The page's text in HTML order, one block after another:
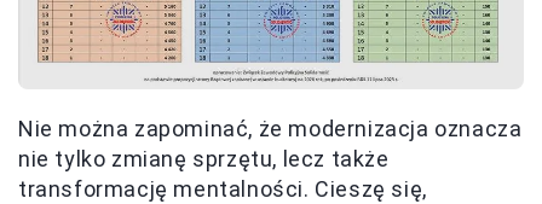
Nie można zapominać, że modernizacja oznacza
nie tylko zmianę sprzętu, lecz także
transformację mentalności. Cieszę się,